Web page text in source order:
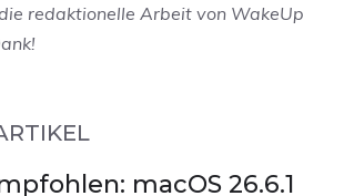
redaktionelle Arbeit von WakeUp
macOS 26.6.1